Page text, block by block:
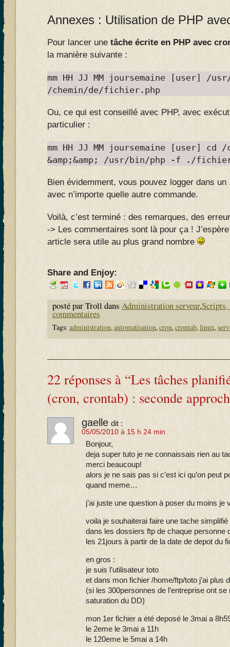
Annexes : Utilisation de PHP
Pour lancer une tâche écrite en PHP avec
la manière suivante :
mm HH JJ MM joursemaine [user] /
/chemin/de/fichier.php
Ou, ce qui est conseillé avec PHP, avec
particulier :
mm HH JJ MM joursemaine [user] cd /
&amp;&amp; /usr/bin/php -f ./
Bien évidemment, vous pouvez logger dans
avec n’importe quelle autre commande.
Voilà, c’est terminé : des remarques, des
-> Les commentaires sont là pour ça !
article sera utile au plus grand nombre
Share and Enjoy:
posté par Troll dans Administration serveur,Scripts,
commentaires
Tags: administration,automatisation,cron,crontab,linux,
22 réponses à “Les tâches
(cron, crontab) : seconde
gaelle dit :
05/05/2010 à 15 h 24 min
Bonjour,
deja super tuto je ne connaissais rien au
merci beaucoup!
alors je ne sais pas si c’est ici qu’on peut
quand meme…
j’ai juste une question à poser du moins je
voila je souhaiterai faire une tache
dans les dossiers ftp de chaque personne
les 21jours à partir de la date de depot du
en gros :
je suis l’utilisateur toto
et dans mon fichier /home/ftp/toto j’ai plus
(si les 300personnes de l’entreprise ont
saturation du DD)
mon 1er fichier a été deposé le 3mai a
le 2eme le 3mai a 11h
le 120eme le 5mai a 14h